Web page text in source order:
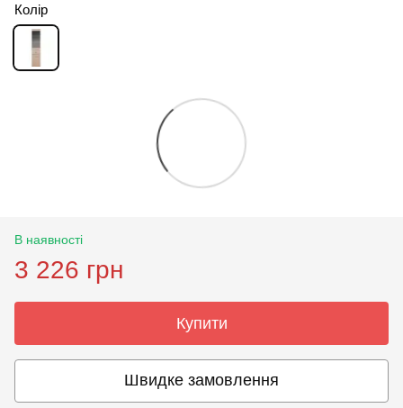
Колір
В наявності
3 226 грн
Купити
Швидке замовлення